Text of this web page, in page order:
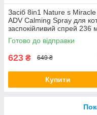
Засіб 8in1 Nature s Miracle
ADV Calming Spray для
заспокійливий спрей 236
(*)
Готово до відправки
623 ₴ 649 ₴
Купити